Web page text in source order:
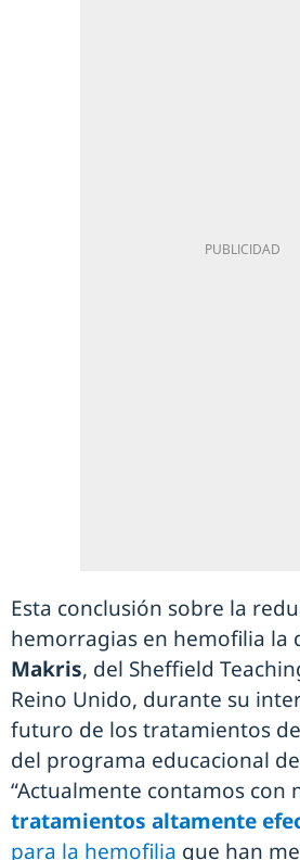
Esta conclusión sobre la
hemorragias en hemofilia la
Makris, del Sheffield
Reino Unido, durante su
futuro de los tratamientos
del programa educacional
“Actualmente contamos con
tratamientos altamente
para la hemofilia que han